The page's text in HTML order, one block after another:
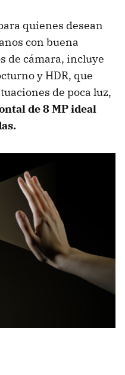
quienes desean
con buena
de cámara, incluye
y HDR, que
de poca luz,
de 8 MP ideal